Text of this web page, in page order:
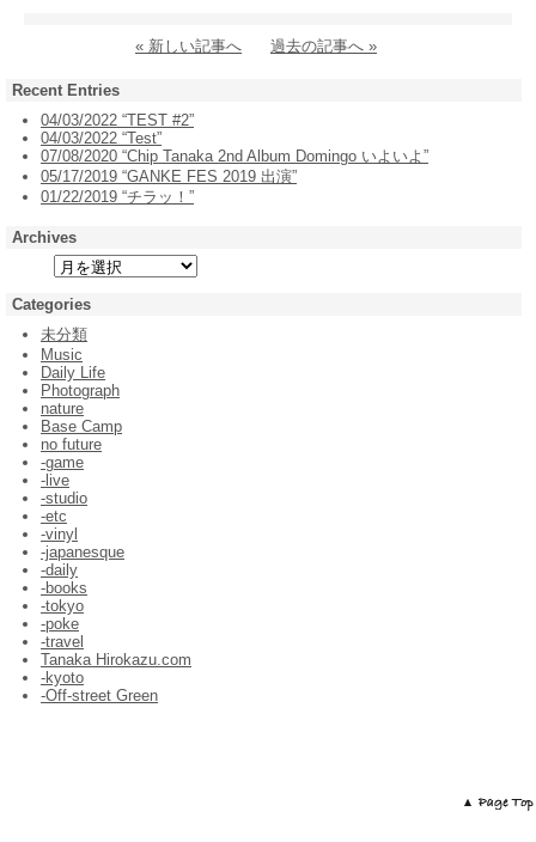
« 新しい記事へ 過去の記事へ »
Recent Entries
04/03/2022 “TEST #2”
04/03/2022 “Test”
07/08/2020 “Chip Tanaka 2nd Album Domingo いよいよ”
05/17/2019 “GANKE FES 2019 出演”
01/22/2019 “チラッ！”
Archives
Categories
未分類
Music
Daily Life
Photograph
nature
Base Camp
no future
-game
-live
-studio
-etc
-vinyl
-japanesque
-daily
-books
-tokyo
-poke
-travel
Tanaka Hirokazu.com
-kyoto
-Off-street Green